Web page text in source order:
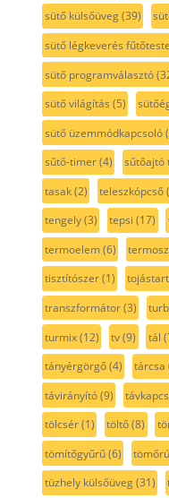
sütő külsőüveg(39)
sütő légkeverés
sütő programválasztó
sütő világítás (5)
sütő üzemmódkapcsoló
sűtő-timer(4) sűtőajtó
tasak(2) teleszkópcső
tengely(3) tepsi (17)
termoelem(6)
tisztítószer(1)
transzformátor(3)
turmix(12) tv(9) tál
tányérgörgő(4) tárcsa
távirányító(9)
tölcsér(1) töltő(8)
tömítőgyűrű(6)
tüzhely külsőüveg(31)